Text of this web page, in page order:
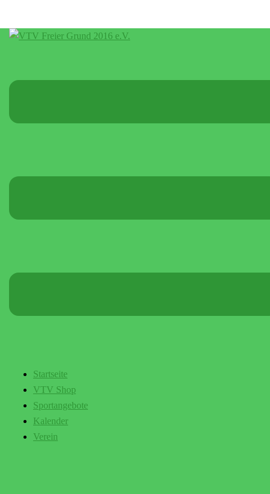
Startseite
VTV Shop
Sportangebote
Kalender
Verein